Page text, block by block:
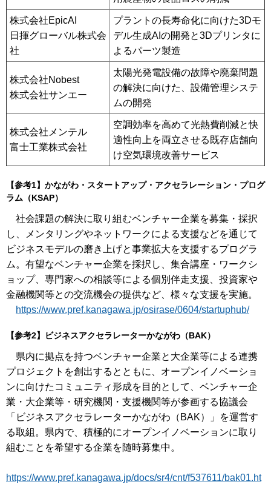
株式会社EpicAI
日揮グローバル株式会
社
プラントの長寿命化に向けた3Dモ
デル生成AIの開発と3Dプリンタに
よるパーツ製造
株式会社Nobest
株式会社サンエー
太陽光発電設備の故障や廃棄問題
の解決に向けた、設備管理システ
ムの開発
株式会社メンテル
富士工業株式会社
空調効率を高めて光熱費削減と快
適性向上を両立させる既存店舗向
け空気環境改善サービス
【参考1】かながわ・スタートアップ・アクセラレーション・プログ
ラム（KSAP）
社会課題の解決に取り組むベンチャー企業を募集・採択
し、メンタリングやネットワークによる支援などを通じて
ビジネスモデルの磨き上げと事業拡大を支援するプログラ
ム。有望なベンチャー企業を採択し、集合講座・ワークシ
ョップ、専門家への相談等による個別伴走支援、投資家や
金融機関等との交流機会の提供など、様々な支援を実施。
https://www.pref.kanagawa.jp/osirase/0604/startuphub/
【参考2】ビジネスアクセラレーターかながわ（BAK）
県内に拠点を持つベンチャー企業と大企業等による連携
プロジェクトを創出するとともに、オープンイノベーショ
ンに向けたコミュニティ形成を目的として、ベンチャー企
業・大企業等・研究機関・支援機関等が参画する協議会
「ビジネスアクセラレーターかながわ（BAK）」を運営す
る取組。県内で、積極的にオープンイノベーションに取り
組むことを希望する企業を随時募集中。
https://www.pref.kanagawa.jp/docs/sr4/cnt/f537611/bak01.ht